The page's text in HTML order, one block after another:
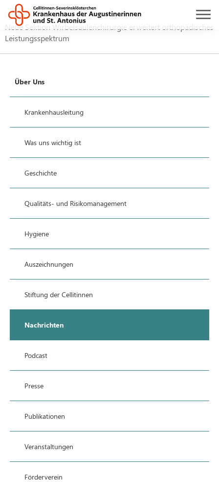
Home Über uns
Nachrichten
Neue Sektion Wirbelsäulenchirurgie erweitert orthopädisches
Leistungsspektrum
Über Uns
Krankenhausleitung
Was uns wichtig ist
Geschichte
Qualitäts- und Risikomanagement
Hygiene
Auszeichnungen
Stiftung der Cellitinnen
Nachrichten
Podcast
Presse
Publikationen
Veranstaltungen
Förderverein